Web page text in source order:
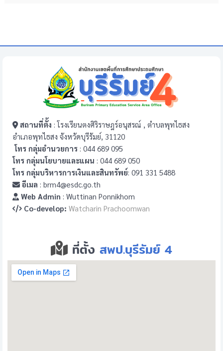
สถานที่ตั้ง : โรงเรียนตงศิริราษฎร์อนุสรณ์ , ตำบลพุทไธสง
อำเภอพุทไธสง จังหวัดบุรีรัมย์, 31120
โทร กลุ่มอำนวยการ : 044 689 095
โทร กลุ่มนโยบายและแผน : 044 689 050
โทร กลุ่มบริหารการเงินและสินทรัพย์: 091 331 5488
อีเมล : brm4@esdc.go.th
Web Admin : Wuttinan Ponnikhom
Co-develop: Watcharin Prachoomwan
ที่ตั้ง สพป.บุรีรัมย์ 4